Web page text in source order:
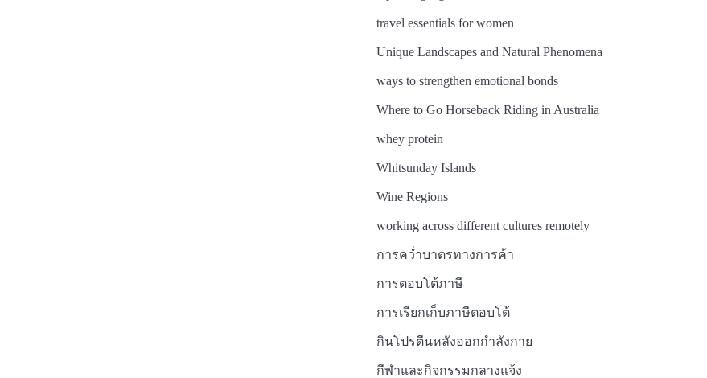
travel essentials for women
Unique Landscapes and Natural Phenomena
ways to strengthen emotional bonds
Where to Go Horseback Riding in Australia
whey protein
Whitsunday Islands
Wine Regions
working across different cultures remotely
การคว่ำบาตรทางการค้า
การตอบโต้ภาษี
การเรียกเก็บภาษีตอบโต้
กินโปรตีนหลังออกกำลังกาย
กีฬาและกิจกรรมกลางแจ้ง